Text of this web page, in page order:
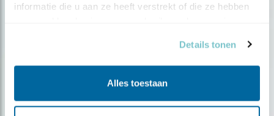
informatie die u aan ze heeft verstrekt of die ze hebben
Details tonen
Alles toestaan